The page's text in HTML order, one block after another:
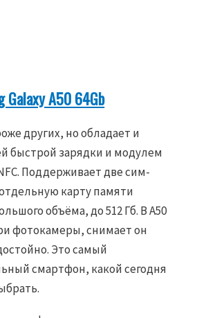
Galaxy A50 64Gb
других, но обладает и
быстрой зарядки и модулем
Поддерживает две сим-
карту памяти
объёма, до 512 Гб. В А50
фотокамеры, снимает он
Это самый
смартфон, какой сегодня